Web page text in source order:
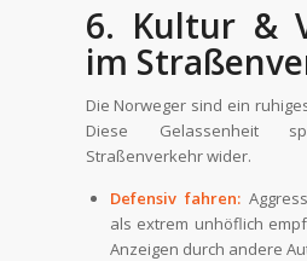
6. Kultur &
im
Die Norweger sind ein
Diese Gelassenheit
Straßenverkehr wider.
Defensiv fahren:
als extrem unhöflich
Anzeigen durch andere